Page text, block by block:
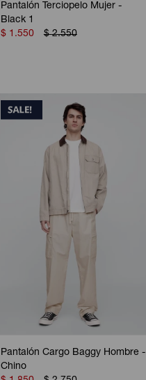
Pantalón Terciopelo Mujer -
Black 1
$ 1.550 $ 2.550
Pantalón Cargo Baggy Hombre -
Chino